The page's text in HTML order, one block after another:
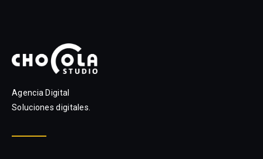
Agencia Digital
Soluciones digitales.